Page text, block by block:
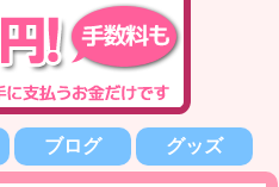
ブログ グッズ